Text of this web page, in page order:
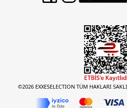
©2026 EXXESELECTION TÜM HAKLARI